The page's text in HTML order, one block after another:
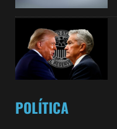
POLÍTICA